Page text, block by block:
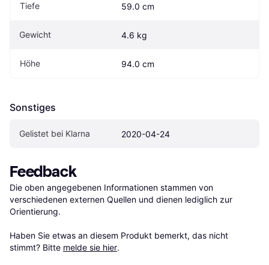
Tiefe 59.0 cm
Gewicht 4.6 kg
Höhe 94.0 cm
Sonstiges
Gelistet bei Klarna 2020-04-24
Feedback
Die oben angegebenen Informationen stammen von
verschiedenen externen Quellen und dienen lediglich zur
Orientierung.
Haben Sie etwas an diesem Produkt bemerkt, das nicht
stimmt? Bitte melde sie hier.